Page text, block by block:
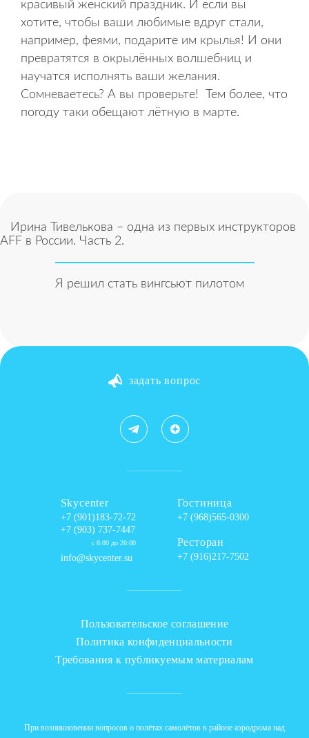
красивый женский праздник. И если вы
хотите, чтобы ваши любимые вдруг стали,
например, феями, подарите им крылья! И они
превратятся в окрылённых волшебниц и
научатся исполнять ваши желания.
Сомневаетесь? А вы проверьте! Тем более, что
погоду таки обещают лётную в марте.
Ирина Тивелькова – одна из первых инструкторов
AFF в России. Часть 2.
Я решил стать вингсьют пилотом
задать вопрос
Skycenter
+7 (901)183-72-72
+7 (903) 737-7447
с 8:00 до 20:00
info@skycenter.su
Гостиница
+7 (968)565-0300
Ресторан
+7 (916)217-7502
Пользовательское соглашение
Политика конфиденциальности
Требования к публикуемым материалам
При возникновении вопросов о полётах самолётов в районе аэродрома над